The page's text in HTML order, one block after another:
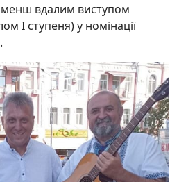
вдалим виступом
І ступеня) у номінації